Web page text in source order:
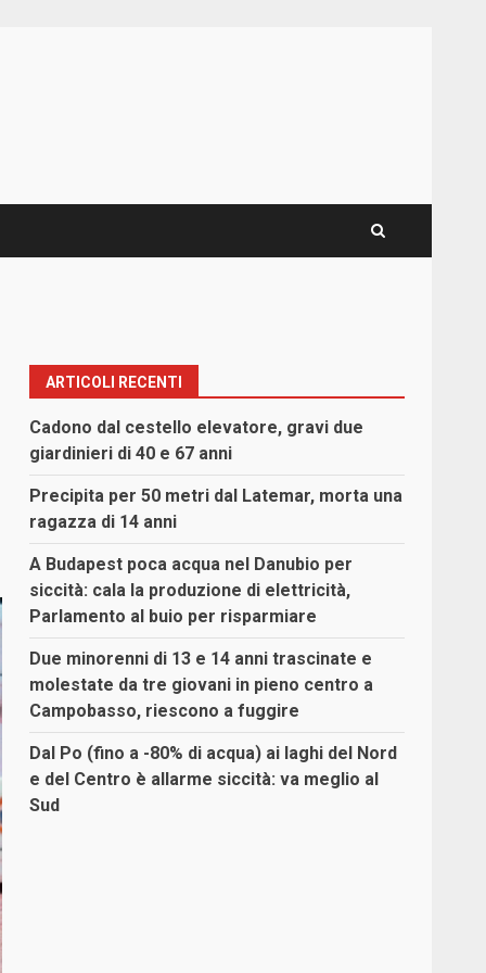
ARTICOLI RECENTI
Cadono dal cestello elevatore, gravi due
giardinieri di 40 e 67 anni
Precipita per 50 metri dal Latemar, morta una
ragazza di 14 anni
A Budapest poca acqua nel Danubio per
siccità: cala la produzione di elettricità,
Parlamento al buio per risparmiare
Due minorenni di 13 e 14 anni trascinate e
molestate da tre giovani in pieno centro a
Campobasso, riescono a fuggire
Dal Po (fino a -80% di acqua) ai laghi del Nord
e del Centro è allarme siccità: va meglio al
Sud